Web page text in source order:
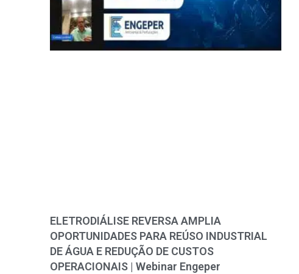
ELETRODIÁLISE REVERSA AMPLIA
OPORTUNIDADES PARA REÚSO INDUSTRIAL
DE ÁGUA E REDUÇÃO DE CUSTOS
OPERACIONAIS | Webinar Engeper